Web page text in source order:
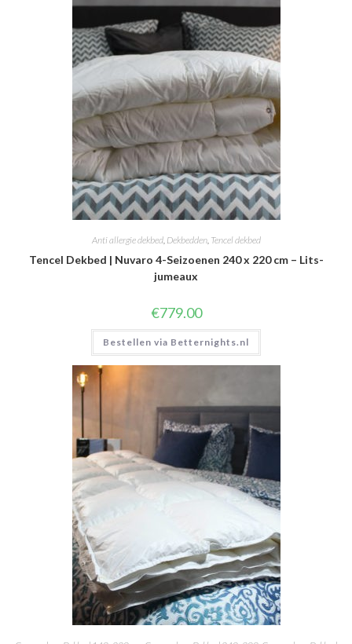
Anti allergie dekbed, Dekbedden, Tencel dekbed
Tencel Dekbed | Nuvaro 4-Seizoenen 240 x 220 cm – Lits-
jumeaux
€779.00
Bestellen via Betternights.nl